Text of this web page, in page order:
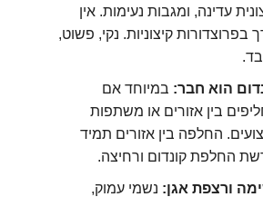
עדינה, ומגבות נעימות. אין
בפרוצדורות קיצוניות. נקי, פשוט,
הוא חבר: במיוחד אם
בין אזורים או משתפות
החלפה בין אזורים תמיד
החלפת קונדום ורחיצה.
ורצפת אגן: נשמי עמוק,